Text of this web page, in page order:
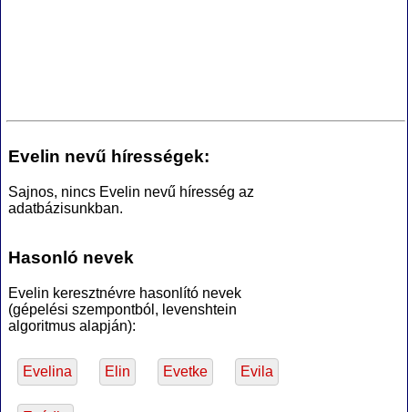
Evelin nevű hírességek:
Sajnos, nincs Evelin nevű híresség az
adatbázisunkban.
Hasonló nevek
Evelin keresztnévre hasonlító nevek
(gépelési szempontból, levenshtein
algoritmus alapján):
Evelina Elin Evetke Evila